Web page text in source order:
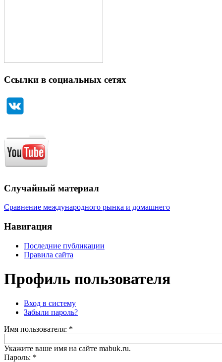
Ссылки в социальных сетях
Случайный материал
Сравнение международного рынка и домашнего
Навигация
Последние публикации
Правила сайта
Профиль пользователя
Вход в систему
Забыли пароль?
Имя пoльзовaтeля: *
Укажите ваше имя на сайте mabuk.ru.
Пароль: *